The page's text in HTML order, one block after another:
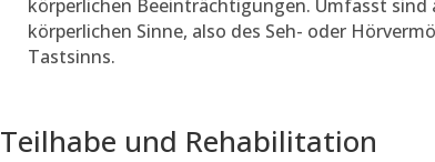
körperlichen Beeinträchtigungen. Umfasst
körperlichen Sinne, also des Seh- oder
Tastsinns.
Teilhabe und Rehabilitation